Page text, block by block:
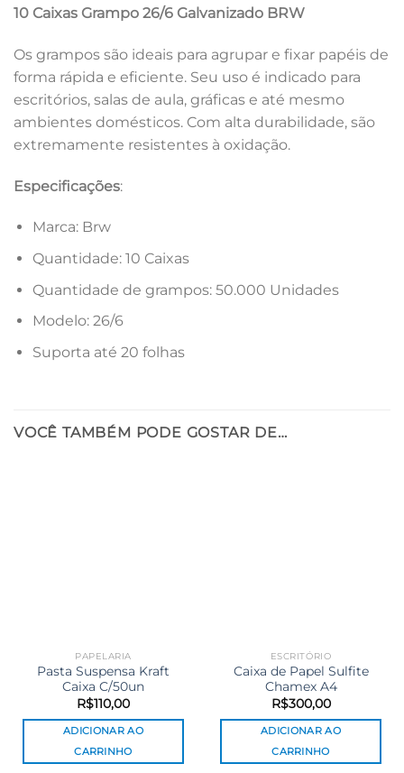
10 Caixas Grampo 26/6 Galvanizado BRW
Os grampos são ideais para agrupar e fixar papéis de
forma rápida e eficiente. Seu uso é indicado para
escritórios, salas de aula, gráficas e até mesmo
ambientes domésticos. Com alta durabilidade, são
extremamente resistentes à oxidação.
Especificações:
Marca: Brw
Quantidade: 10 Caixas
Quantidade de grampos: 50.000 Unidades
Modelo: 26/6
Suporta até 20 folhas
VOCÊ TAMBÉM PODE GOSTAR DE…
PAPELARIA
Pasta Suspensa Kraft
Caixa C/50un
R$110,00
ADICIONAR AO
CARRINHO
ESCRITÓRIO
Caixa de Papel Sulfite
Chamex A4
R$300,00
ADICIONAR AO
CARRINHO